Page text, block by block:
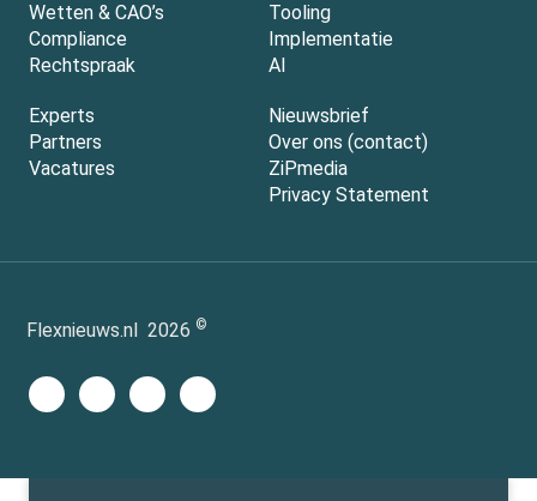
Wetten & CAO’s
Compliance
Rechtspraak
Tooling
Implementatie
AI
Experts
Partners
Vacatures
Nieuwsbrief
Over ons (contact)
ZiPmedia
Privacy Statement
Flexnieuws.nl 2026 ©